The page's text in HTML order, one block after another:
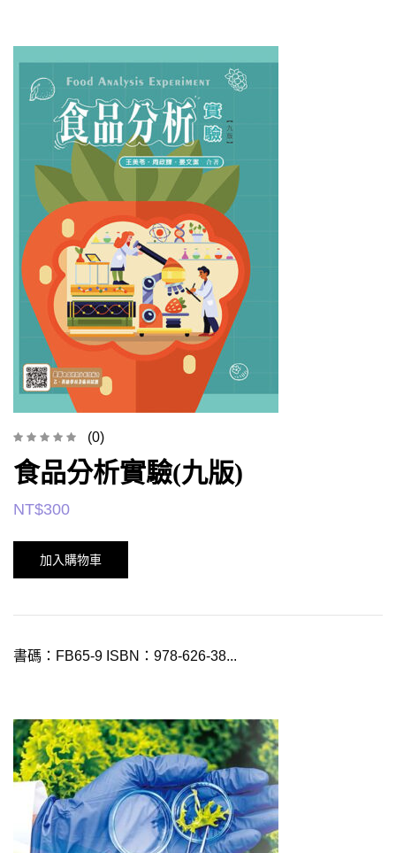
(0)
食品分析實驗(九版)
NT$300
加入購物車
書碼：FB65-9 ISBN：978-626-38...